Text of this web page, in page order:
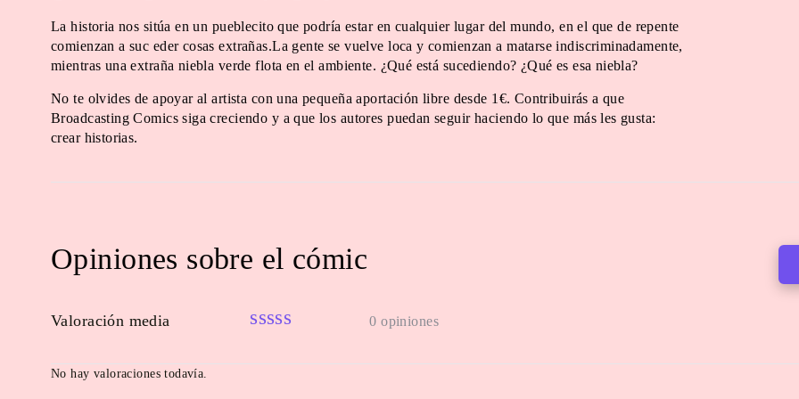
La historia nos sitúa en un pueblecito que podría estar en cualquier lugar del mundo, en el que de repente
comienzan a suc eder cosas extrañas.La gente se vuelve loca y comienzan a matarse indiscriminadamente,
mientras una extraña niebla verde flota en el ambiente. ¿Qué está sucediendo? ¿Qué es esa niebla?
No te olvides de apoyar al artista con una pequeña aportación libre desde 1€. Contribuirás a que
Broadcasting Comics siga creciendo y a que los autores puedan seguir haciendo lo que más les gusta:
crear historias.
Opiniones sobre el cómic
Valoración media 0 opiniones
No hay valoraciones todavía.